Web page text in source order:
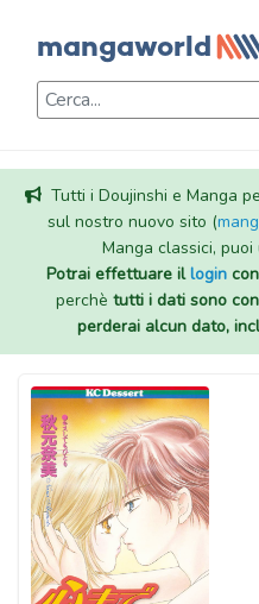
Tutti i Doujinshi e Manga
sul nostro nuovo sito (
Manga classici, puoi
Potrai effettuare illogincon
perchè tutti i dati sono
perderai alcun dato,